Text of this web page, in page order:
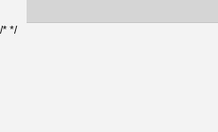
/* */